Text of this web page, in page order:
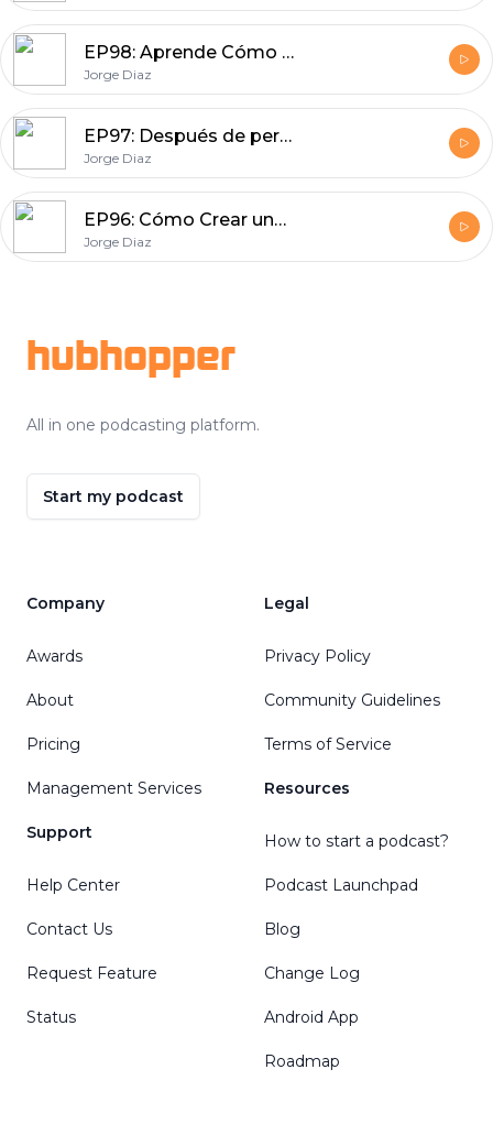
EP98: Aprende Cómo Vender Más por WhatsApp
Jorge Diaz
EP97: Después de perder su Empleo Ayudo a Empresas a Generar Más Ventas B2B y Ahora es una Plataforma
Jorge Diaz
EP96: Cómo Crear una Agencia de Marketing Digital con SaaS en 2024
Jorge Diaz
hubhopper
All in one podcasting platform.
Start my podcast
Company
Awards
About
Pricing
Management Services
Support
Help Center
Contact Us
Request Feature
Status
Legal
Privacy Policy
Community Guidelines
Terms of Service
Resources
How to start a podcast?
Podcast Launchpad
Blog
Change Log
Android App
Roadmap